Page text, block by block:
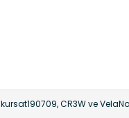
kursat190709,CR3Wve